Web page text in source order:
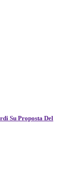
Su Proposta Del